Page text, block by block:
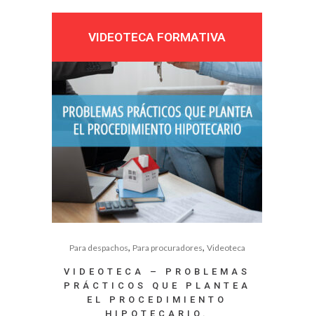
VIDEOTECA FORMATIVA
Para despachos, Para procuradores, Videoteca
VIDEOTECA – PROBLEMAS
PRÁCTICOS QUE PLANTEA
EL PROCEDIMIENTO
HIPOTECARIO.